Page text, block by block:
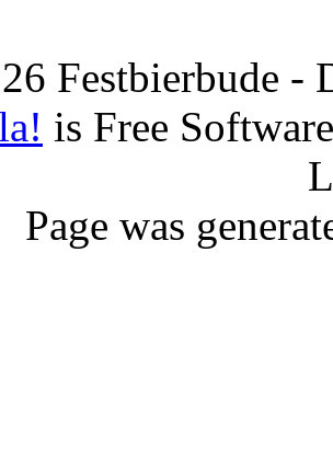
Festbierbude -
is Free
Page was